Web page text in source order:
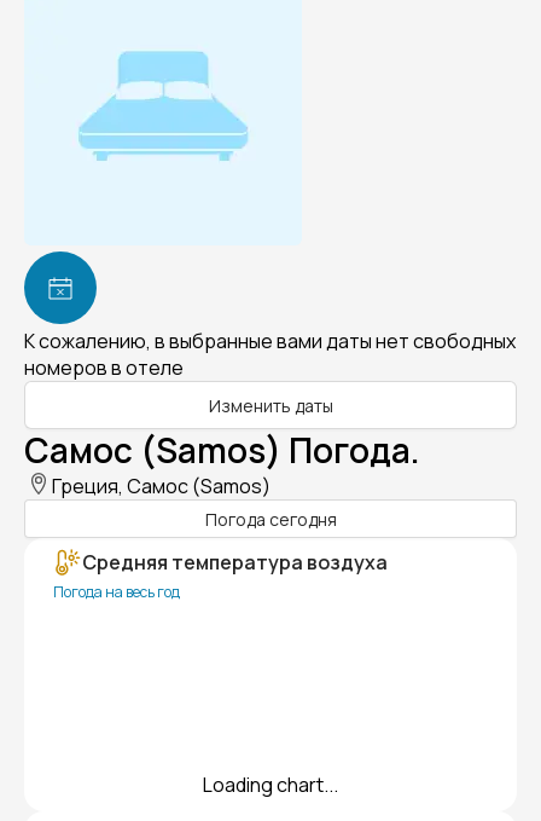
К сожалению, в выбранные вами даты нет свободных
номеров в отеле
Изменить даты
Самос (Samos) Погода.
Греция, Самос (Samos)
Погода сегодня
Средняя температура воздуха
Погода на весь год
Loading chart...